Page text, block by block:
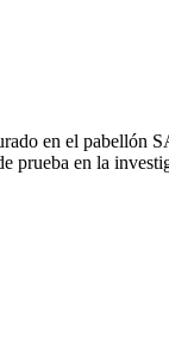
en el pabellón
prueba en la